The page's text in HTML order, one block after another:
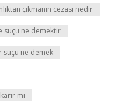
çıkmanın cezası nedir
suçu ne demektir
suçu ne demek
mı